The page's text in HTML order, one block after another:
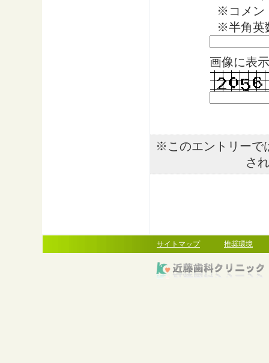
※コメン
※半角英
画像に表
※このエントリーで
さ
サイトマップ 推奨環境